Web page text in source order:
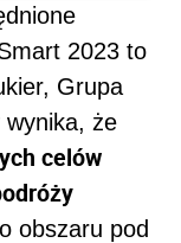
2023 to
Grupa
wynika, że
celów
obszaru pod